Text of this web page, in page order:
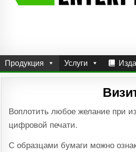
Продукция Услуги
Воплотить любое желание при
цифровой печати.
С образцами бумаги можно